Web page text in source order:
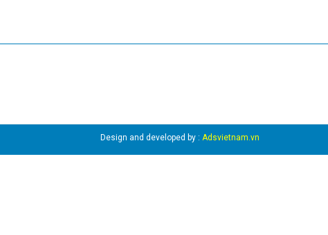
Design and developed by : Adsvietnam.vn